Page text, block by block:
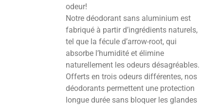
odeur!
Notre déodorant sans aluminium est
fabriqué à partir d’ingrédients naturels,
tel que la fécule d’arrow-root, qui
absorbe l’humidité et élimine
naturellement les odeurs désagréables.
Offerts en trois odeurs différentes, nos
déodorants permettent une protection
longue durée sans bloquer les glandes